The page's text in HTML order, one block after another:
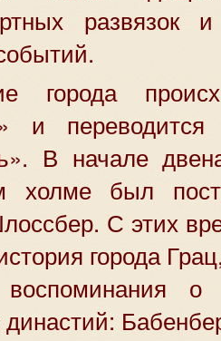
развязок
города
и
В начале
холме был
С этих
города
воспоминания о